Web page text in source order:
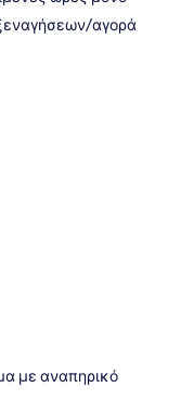
αγορά
με αναπηρικό